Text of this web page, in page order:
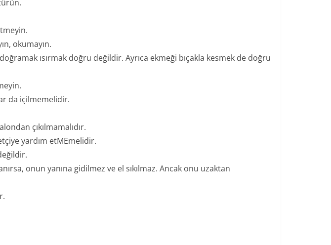
okumayın.
ısırmak doğru değildir. Ayrıca ekmeği bıçakla kesmek de doğru
da içilmemelidir.
çıkılmamalıdır.
yardım etMEmelidir.
onun yanına gidilmez ve el sıkılmaz. Ancak onu uzaktan